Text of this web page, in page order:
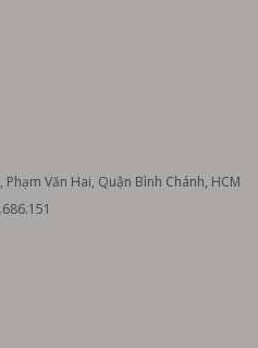
Văn Hai, Quận Bình Chánh, HCM